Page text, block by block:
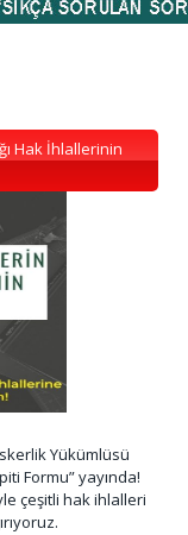
Hak İhlallerinin
Yükümlüsü
Formu” yayında!
çeşitli hak ihlalleri